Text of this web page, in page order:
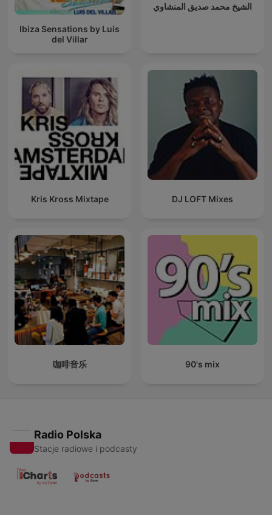
Ibiza Sensations by Luis
del Villar
الشيخ محمد صديق المنشاوي
Kris Kross Mixtape DJ LOFT Mixes
咖啡音乐 90's mix
Radio Polska
Stacje radiowe i podcasty